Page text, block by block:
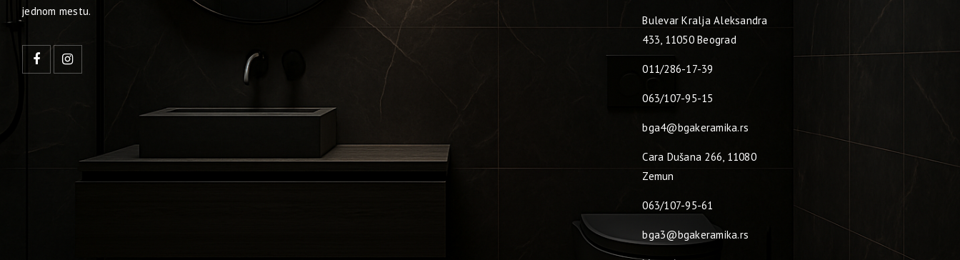
jednom mestu.
Bulevar Kralja Aleksandra
433, 11050 Beograd
011/286-17-39
063/107-95-15
bga4@bgakeramika.rs
Cara Dušana 266, 11080
Zemun
063/107-95-61
bga3@bgakeramika.rs